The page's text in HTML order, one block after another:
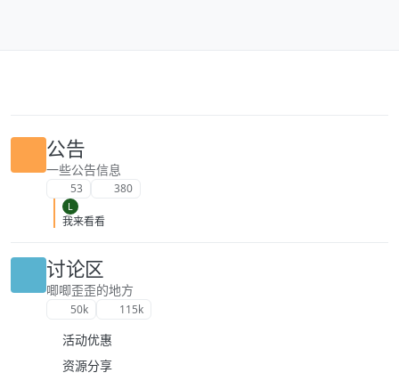
公告
一些公告信息
53 380
L
我来看看
讨论区
唧唧歪歪的地方
50k 115k
活动优惠
资源分享